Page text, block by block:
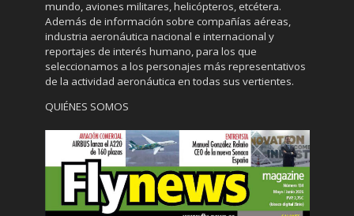
mundo, aviones militares, helicópteros, etcétera.
Además de información sobre compañías aéreas,
industria aeronáutica nacional e internacional y
reportajes de interés humano, para los que
seleccionamos a los personajes más representativos
de la actividad aeronáutica en todas sus vertientes.
QUIÉNES SOMOS